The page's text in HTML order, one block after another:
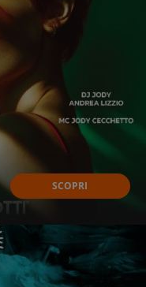
SCOPRI